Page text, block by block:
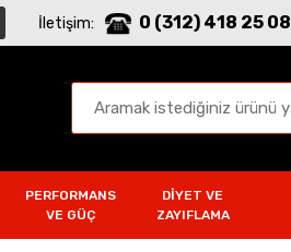
İletişim: 0 (312) 418 25 08
PERFORMANS
VE GÜÇ
DIYET VE
ZAYIFLAMA